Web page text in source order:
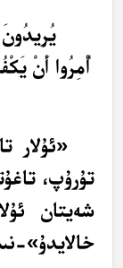
أُمِرُوا أَنْ
«ئۇلار
تۇرۇپ،
شەيتان
خالايدۇ»-نىسا